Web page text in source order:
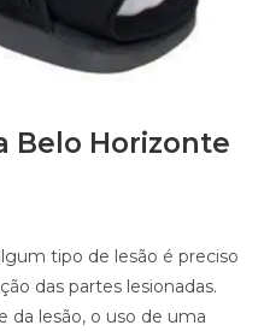
Belo Horizonte
tipo de lesão é preciso
das partes lesionadas.
da lesão, o uso de uma